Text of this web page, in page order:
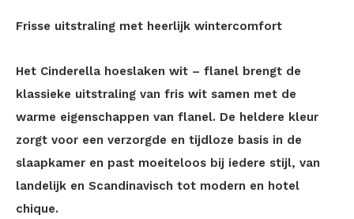
Frisse uitstraling met heerlijk wintercomfort
Het Cinderella hoeslaken wit – flanel brengt de
klassieke uitstraling van fris wit samen met de
warme eigenschappen van flanel. De heldere kleur
zorgt voor een verzorgde en tijdloze basis in de
slaapkamer en past moeiteloos bij iedere stijl, van
landelijk en Scandinavisch tot modern en hotel
chique.